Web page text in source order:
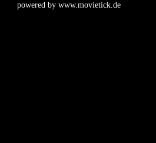
powered by www.movietick.de